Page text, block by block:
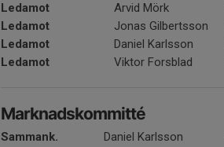
Ledamot
Arvid Mörk
Ledamot
Jonas Gilbertsson
Ledamot
Daniel Karlsson
Ledamot
Viktor Forsblad
Marknadskommitté
Sammank. Daniel Karlsson